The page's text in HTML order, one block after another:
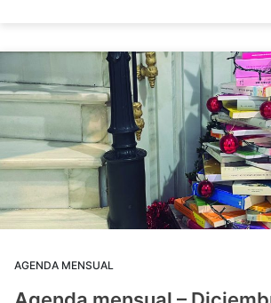
AGENDA MENSUAL